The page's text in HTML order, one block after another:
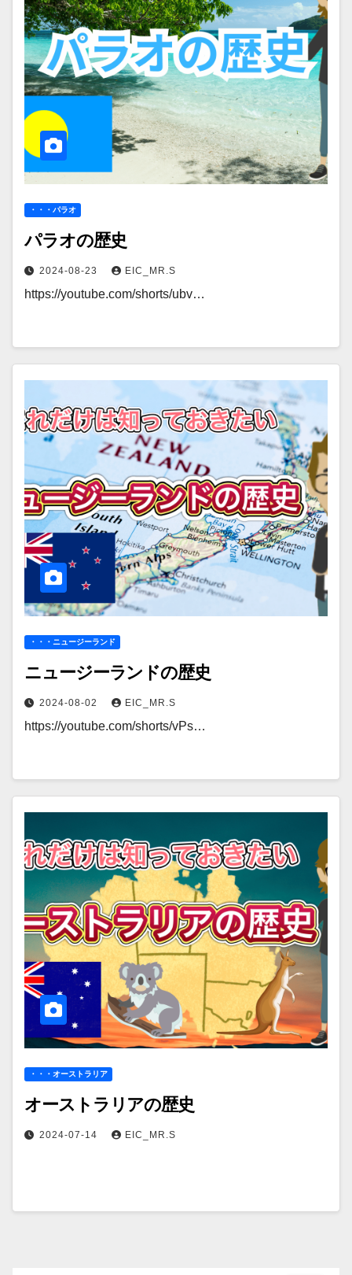
・・・パラオ
パラオの歴史
2024-08-23 EIC_MR.S
https://youtube.com/shorts/ubv…
・・・ニュージーランド
ニュージーランドの歴史
2024-08-02 EIC_MR.S
https://youtube.com/shorts/vPs…
・・・オーストラリア
オーストラリアの歴史
2024-07-14 EIC_MR.S